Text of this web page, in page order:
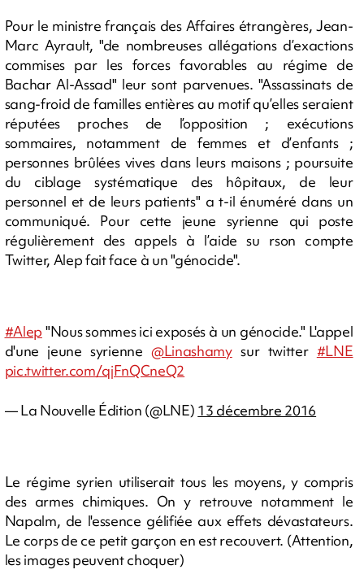
Pour le ministre français des Affaires étrangères, Jean-
Marc Ayrault, "de nombreuses allégations d’exactions
commises par les forces favorables au régime de
Bachar Al-Assad" leur sont parvenues. "Assassinats de
sang-froid de familles entières au motif qu’elles seraient
réputées proches de l’opposition ; exécutions
sommaires, notamment de femmes et d’enfants ;
personnes brûlées vives dans leurs maisons ; poursuite
du ciblage systématique des hôpitaux, de leur
personnel et de leurs patients" a t-il énuméré dans un
communiqué. Pour cette jeune syrienne qui poste
régulièrement des appels à l’aide su rson compte
Twitter, Alep fait face à un "génocide".
#Alep "Nous sommes ici exposés à un génocide." L'appel
d'une jeune syrienne @Linashamysur twitter #LNE
pic.twitter.com/qjFnQCneQ2
— La Nouvelle Édition (@LNE) 13 décembre 2016
Le régime syrien utiliserait tous les moyens, y compris
des armes chimiques. On y retrouve notamment le
Napalm, de l'essence gélifiée aux effets dévastateurs.
Le corps de ce petit garçon en est recouvert. (Attention,
les images peuvent choquer)